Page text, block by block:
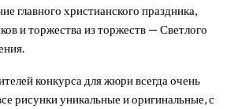
главного христианского праздника,
и торжества из торжеств — Светлого
конкурса для жюри всегда очень
рисунки уникальные и оригинальные, с